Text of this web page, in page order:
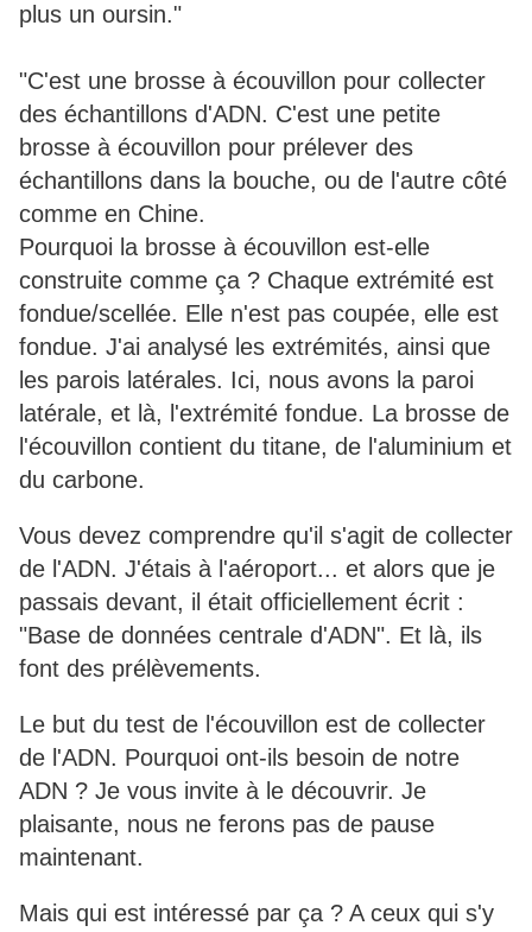
plus un oursin."
"C'est une brosse à écouvillon pour collecter
des échantillons d'ADN. C'est une petite
brosse à écouvillon pour prélever des
échantillons dans la bouche, ou de l'autre côté
comme en Chine.
Pourquoi la brosse à écouvillon est-elle
construite comme ça ? Chaque extrémité est
fondue/scellée. Elle n'est pas coupée, elle est
fondue. J'ai analysé les extrémités, ainsi que
les parois latérales. Ici, nous avons la paroi
latérale, et là, l'extrémité fondue. La brosse de
l'écouvillon contient du titane, de l'aluminium et
du carbone.
Vous devez comprendre qu'il s'agit de collecter
de l'ADN. J'étais à l'aéroport... et alors que je
passais devant, il était officiellement écrit :
"Base de données centrale d'ADN". Et là, ils
font des prélèvements.
Le but du test de l'écouvillon est de collecter
de l'ADN. Pourquoi ont-ils besoin de notre
ADN ? Je vous invite à le découvrir. Je
plaisante, nous ne ferons pas de pause
maintenant.
Mais qui est intéressé par ça ? A ceux qui s'y